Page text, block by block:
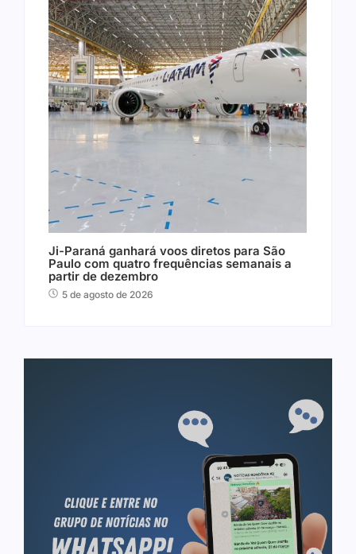
Ji-Paraná ganhará voos diretos para São
Paulo com quatro frequências semanais a
partir de dezembro
5 de agosto de 2026